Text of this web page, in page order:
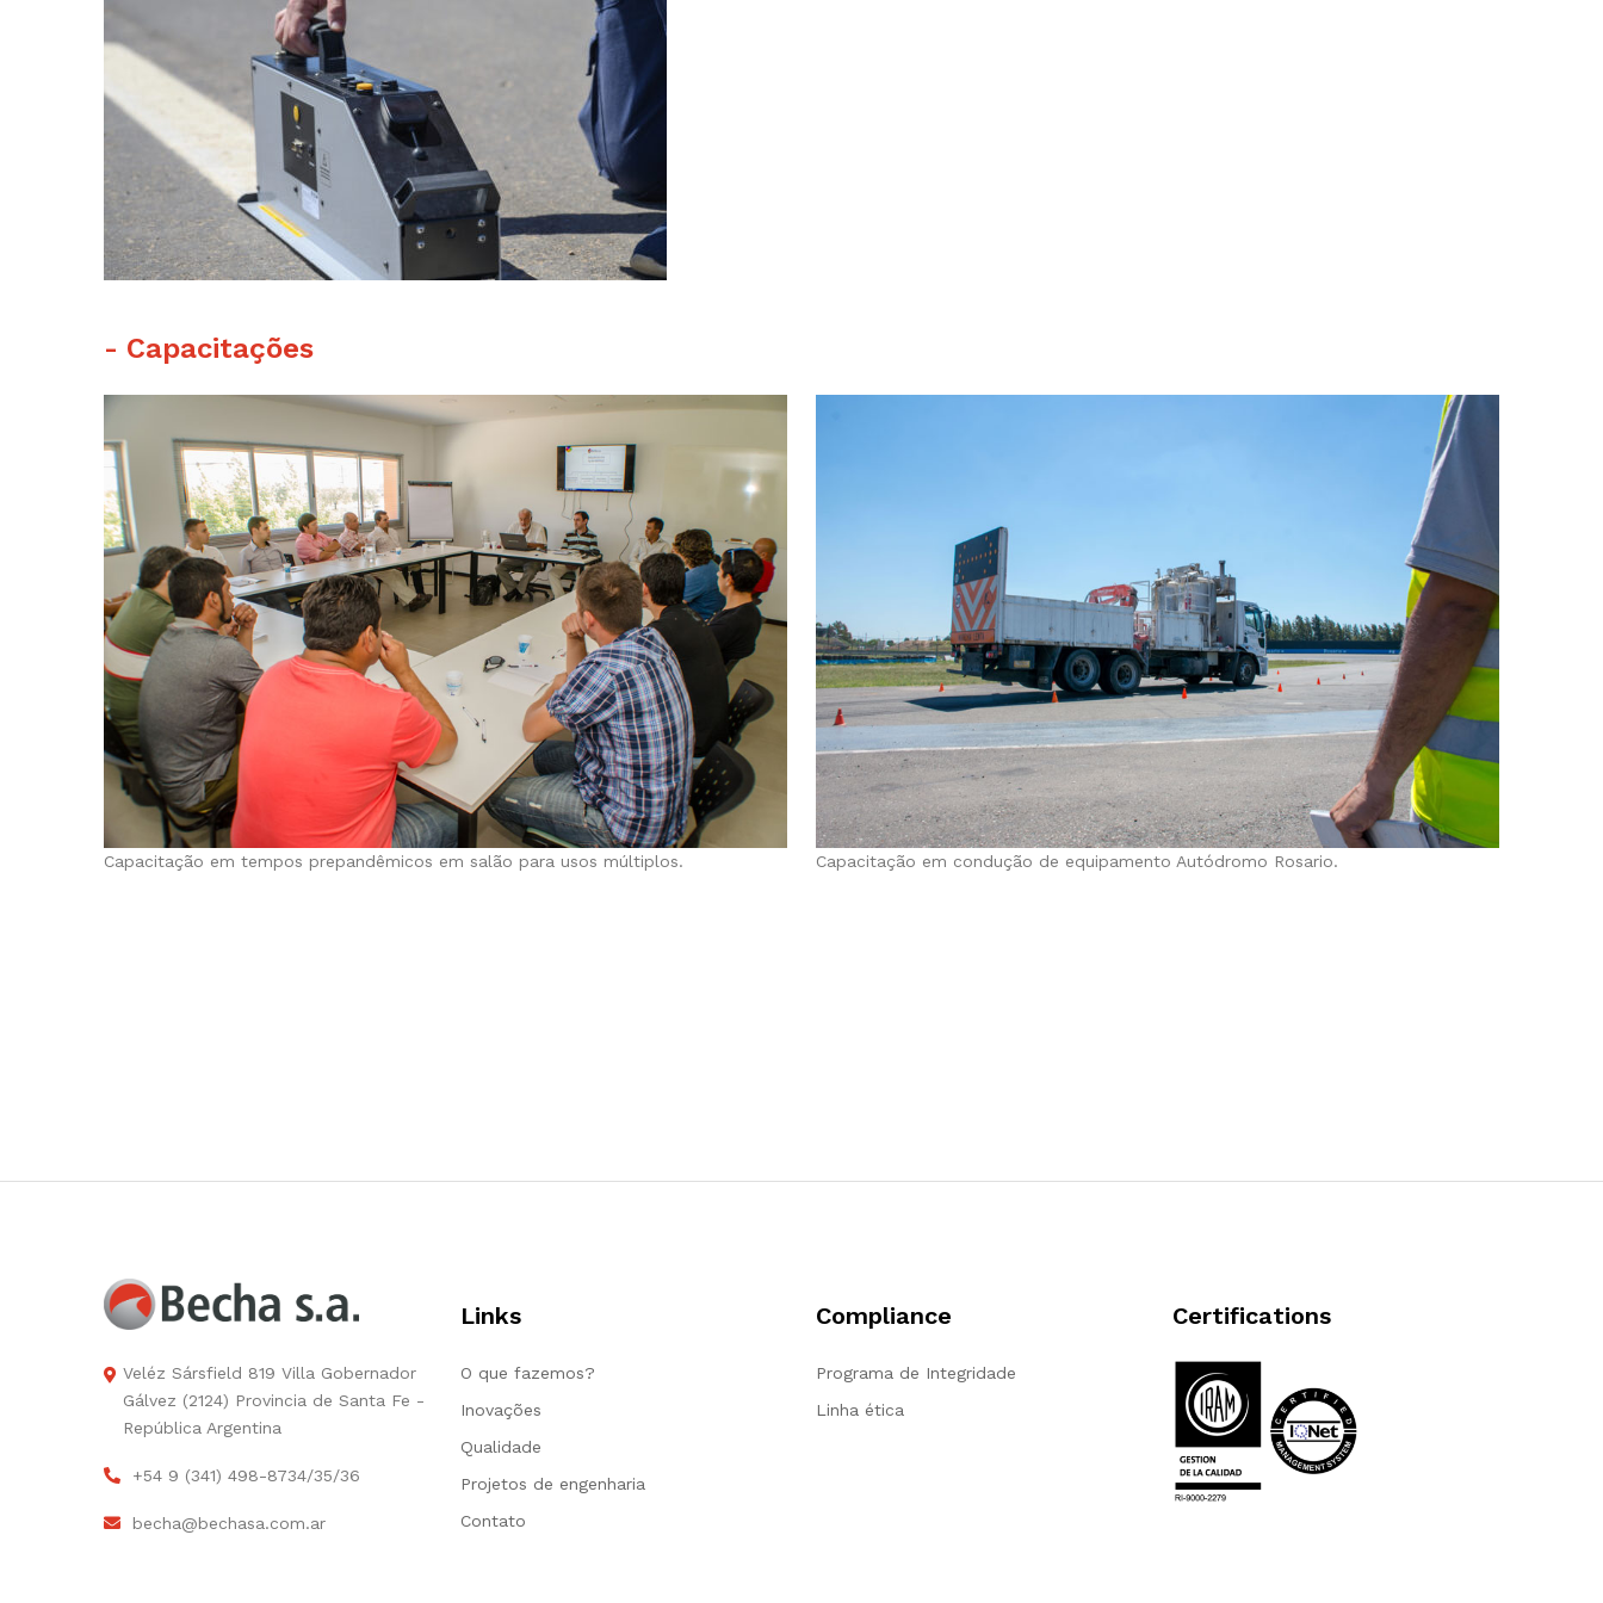
- Capacitações
Capacitação em tempos prepandêmicos em salão para usos múltiplos. Capacitação em condução de equipamento Autódromo Rosario.
Veléz Sársfield 819 Villa Gobernador
Gálvez (2124) Provincia de Santa Fe -
República Argentina
+54 9 (341) 498-8734/35/36
becha@bechasa.com.ar
Links
O que fazemos?
Inovações
Qualidade
Projetos de engenharia
Contato
Compliance
Programa de Integridade
Linha ética
Certifications